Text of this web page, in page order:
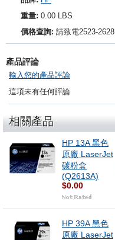
重量: 0.00 LBS
價格查詢: 請致電2523-2628
產品評論
輸入您的產品評論
這項未有任何評論
相關產品
HP 13A 黑色
原廠 LaserJet
碳粉盒
(Q2613A)
$0.00
HP 39A 黑色
原廠 LaserJet